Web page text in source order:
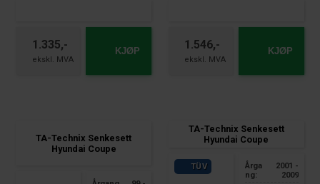
1.335,- KJØP 1.546,- KJØP
TA-Technix Senkesett
Hyundai Coupe
TA-Technix Senkesett
Hyundai Coupe
TÜV
Årga
ng:
2001 -
2009